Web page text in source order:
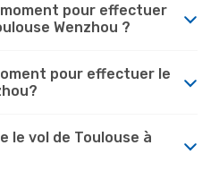
pour effectuer
Wenzhou ?
pour effectuer le
le vol de Toulouse à